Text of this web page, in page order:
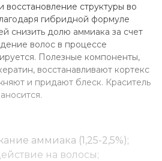
восстановление структуры во
гибридной формуле
снизить долю аммиака за счет
волос в процессе
Полезные компоненты,
восстанавливают кортекс
и придают блеск. Краситель
аммиака (1,25-2,5%);
на волосы;